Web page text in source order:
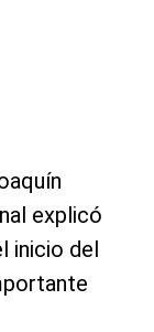
explicó
inicio del